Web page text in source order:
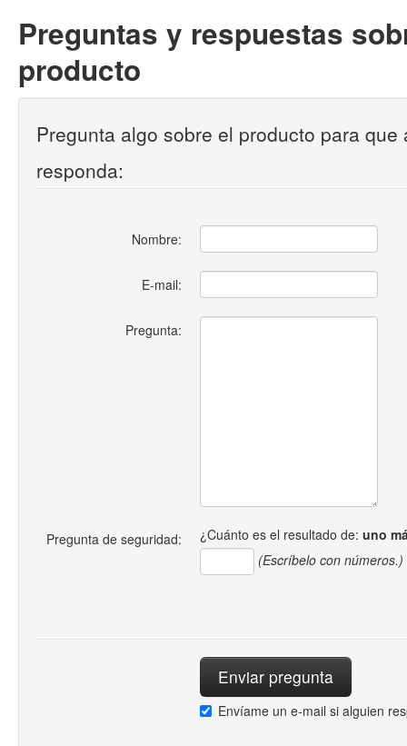
Preguntas y respuestas
producto
Pregunta algo sobre el producto para que
responda:
Nombre:
E-mail:
Pregunta:
Pregunta de seguridad: ¿Cuánto es el resultado de: uno
(Escríbelo con números.)
Envíame un e-mail si alguien